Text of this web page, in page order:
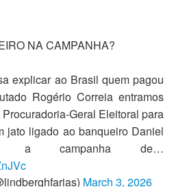
NA CAMPANHA?
explicar ao Brasil quem pagou
Rogério Correia entramos
Geral Eleitoral para
jato ligado ao banqueiro Daniel
a campanha de…
March 3, 2026